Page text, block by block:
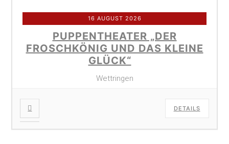
16 AUGUST 2026
PUPPENTHEATER „DER
FROSCHKÖNIG UND DAS KLEINE
GLÜCK“
Wettringen
DETAILS